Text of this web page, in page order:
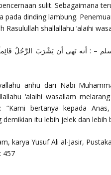
sulit. Sebagaimana
pada dinding lambung.
Rasulullah shallallahu ‘alaihi
: أنه نَهى أن يَشْرَبَ الرَّجُلُ قَائِماً .
anhu dari Nabi
‘alaihi wasallam
“Kami bertanya kepada
demikian itu lebih jelek dan lebih
karya Yusuf Ali al-Jasir,
457